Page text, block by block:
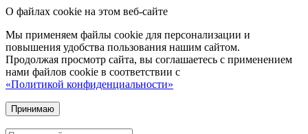
О файлах cookie на этом веб-сайте
Мы применяем файлы cookie для персонализации и
повышения удобства пользования нашим сайтом.
Продолжая просмотр сайта, вы соглашаетесь с применением
нами файлов cookie в соответствии с
«Политикой конфиденциальности»
Принимаю